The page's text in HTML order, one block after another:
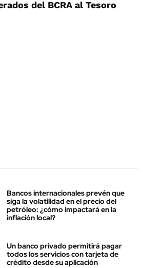
del BCRA al Tesoro
Bancos internacionales prevén que
siga la volatilidad en el precio del
petróleo: ¿cómo impactará en la
inflación local?
Un banco privado permitirá pagar
todos los servicios con tarjeta de
crédito desde su aplicación